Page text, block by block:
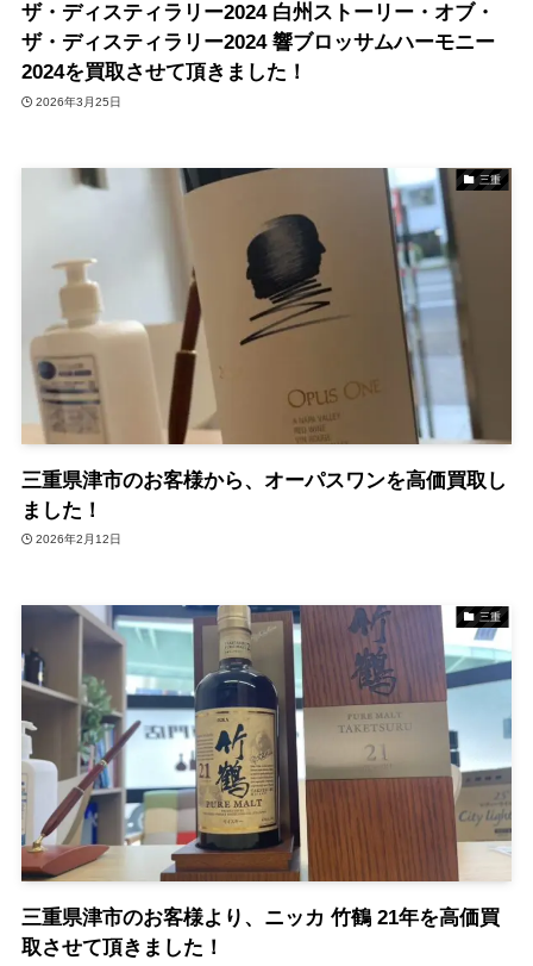
ザ・ディスティラリー2024 白州ストーリー・オブ・
ザ・ディスティラリー2024 響ブロッサムハーモニー
2024を買取させて頂きました！
2026年3月25日
三重
三重県津市のお客様から、オーパスワンを高価買取し
ました！
2026年2月12日
三重
三重県津市のお客様より、ニッカ 竹鶴 21年を高価買
取させて頂きました！